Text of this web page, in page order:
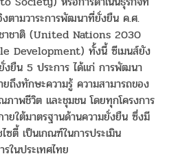
ตามวาระการพัฒนาที่ยั่งยืน ค.ศ.
าชาติ (United Nations 2030
Development) ทั้งนี้ ซีเมนส์ยัง
งยืน 5 ประการ ได้แก่ การพัฒนา
ถึงทักษะความรู้ ความสามารถของ
าพชีวิต และชุมชน โดยทุกโครงการ
ยใต้มาตรฐานด้านความยั่งยืน ซึ่งมี
ตี้ เป็นเกณฑ์ในการประเมิน
ในประเทศไทย